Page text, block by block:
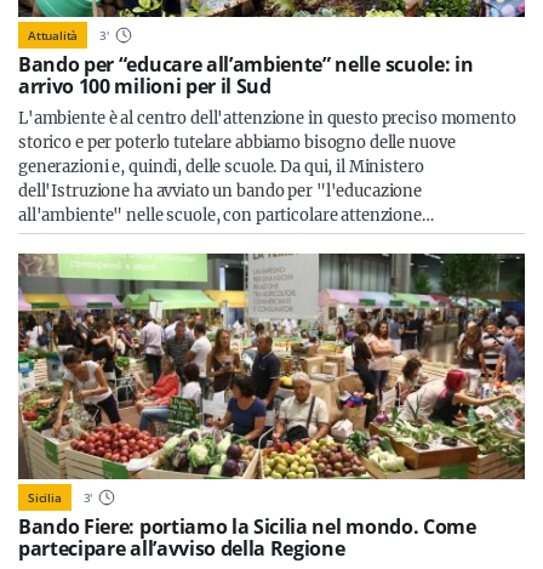
Attualità 3'
Bando per “educare all’ambiente” nelle scuole: in
arrivo 100 milioni per il Sud
L'ambiente è al centro dell'attenzione in questo preciso momento
storico e per poterlo tutelare abbiamo bisogno delle nuove
generazioni e, quindi, delle scuole. Da qui, il Ministero
dell'Istruzione ha avviato un bando per "l'educazione
all'ambiente" nelle scuole, con particolare attenzione…
Sicilia 3'
Bando Fiere: portiamo la Sicilia nel mondo. Come
partecipare all’avviso della Regione